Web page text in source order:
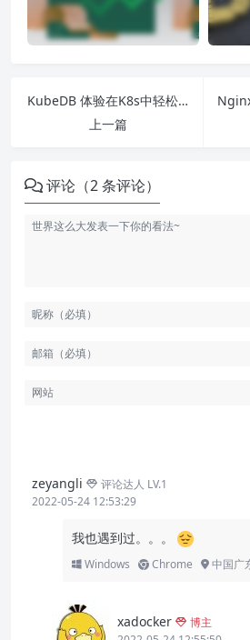
KubeDB 体验在K8s中轻松管理DB
上一篇
评论（2 条评论）
zeyangli
评论达人 LV.1
2022-05-24 12:53:29
我也遇到过。。。
Windows Chrome 中国广
xadocker
博主